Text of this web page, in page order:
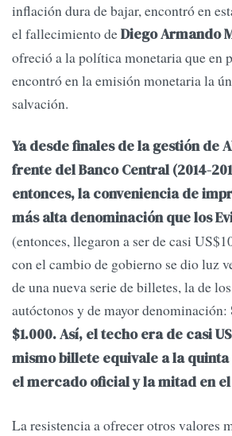
inflación dura de bajar, encontró en
el fallecimiento deDiego Armando
ofreció a la política monetaria que en
encontró en la emisión monetaria la
salvación.
Ya desde finales de la gestión de
frente del Banco Central (2014-
entonces, la conveniencia de
más alta denominación que los
(entonces, llegaron a ser de casi
con el cambio de gobierno se dio luz
de una nueva serie de billetes, la de
autóctonos y de mayor denominación:
$1.000. Así, el techo era de casi
mismo billete equivale a la quinta
el mercado oficial y la mitad en
La resistencia a ofrecer otros valores